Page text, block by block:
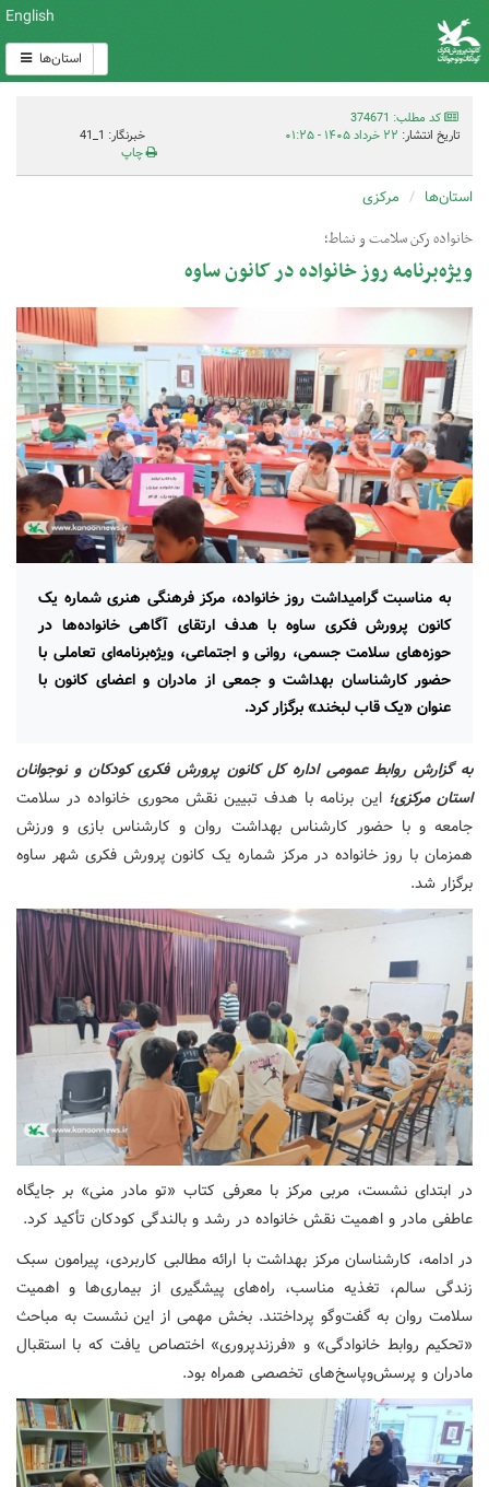
English
استان‌ها
کد مطلب: 374671
تاریخ انتشار: ۲۲ خرداد ۱۴۰۵ - ۰۱:۲۵
خبرنگار: 1_41
چاپ
استان‌ها مرکزی
خانواده رکن سلامت و نشاط؛
ویژه‌برنامه روز خانواده در کانون ساوه
به مناسبت گرامیداشت روز خانواده، مرکز فرهنگی هنری شماره یک
کانون پرورش فکری ساوه با هدف ارتقای آگاهی خانواده‌ها در
حوزه‌های سلامت جسمی، روانی و اجتماعی، ویژه‌برنامه‌ای تعاملی با
حضور کارشناسان بهداشت و جمعی از مادران و اعضای کانون با
عنوان «یک قاب لبخند» برگزار کرد.
به گزارش روابط عمومی اداره کل کانون پرورش فکری کودکان و نوجوانان
استان مرکزی؛ این برنامه با هدف تبیین نقش محوری خانواده در سلامت
جامعه و با حضور کارشناس بهداشت روان و کارشناس بازی و ورزش
همزمان با روز خانواده در مرکز شماره یک کانون پرورش فکری شهر ساوه
برگزار شد.
در ابتدای نشست، مربی مرکز با معرفی کتاب «تو مادر منی» بر جایگاه
عاطفی مادر و اهمیت نقش خانواده در رشد و بالندگی کودکان تأکید کرد.
در ادامه، کارشناسان مرکز بهداشت با ارائه مطالبی کاربردی، پیرامون سبک
زندگی سالم، تغذیه مناسب، راه‌های پیشگیری از بیماری‌ها و اهمیت
سلامت روان به گفت‌وگو پرداختند. بخش مهمی از این نشست به مباحث
«تحکیم روابط خانوادگی» و «فرزندپروری» اختصاص یافت که با استقبال
مادران و پرسش‌وپاسخ‌های تخصصی همراه بود.